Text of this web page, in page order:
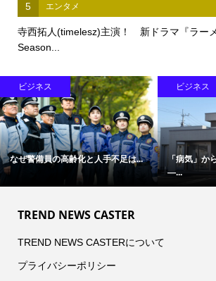
5 エンタメ
寺西拓人(timelesz)主演！ 新ドラマ『ラー
Season...
ビジネス
なぜ警備員の高齢化と人手不足は...
ビジネス
「病気」か
―...
TREND NEWS CASTER
TREND NEWS CASTERについて
プライバシーポリシー